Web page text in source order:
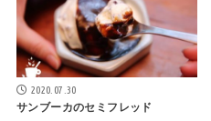
2020.07.30
サンブーカのセミフレッド